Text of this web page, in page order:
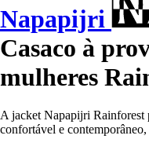
Napapijri
Casaco à
mulheres
A jacket Napapijri Rainforest
confortável e